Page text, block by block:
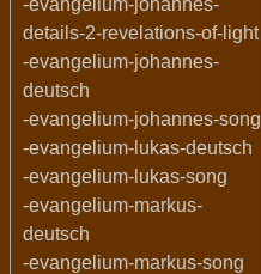
-evangelium-johannes-
details-2-revelations-of-light
-evangelium-johannes-
deutsch
-evangelium-johannes-song
-evangelium-lukas-deutsch
-evangelium-lukas-song
-evangelium-markus-
deutsch
-evangelium-markus-song